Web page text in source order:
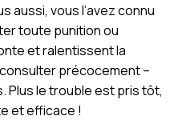
aussi, vous l’avez connu
toute punition ou
et ralentissent la
précocement –
Plus le trouble est pris tôt,
et efficace !